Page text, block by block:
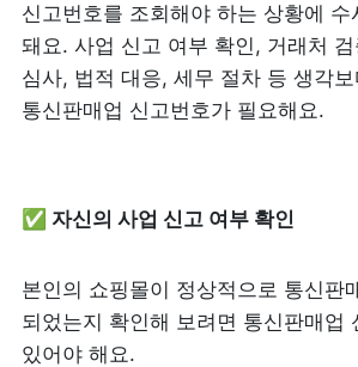
신고번호를 조회해야 하는 상황에 수
돼요. 사업 신고 여부 확인, 거래처
심사, 법적 대응, 세무 절차 등 생각
통신판매업 신고번호가 필요해요.
✅ 자신의 사업 신고 여부 확인
본인의 쇼핑몰이 정상적으로 통신판
되었는지 확인해 보려면 통신판매업
있어야 해요.